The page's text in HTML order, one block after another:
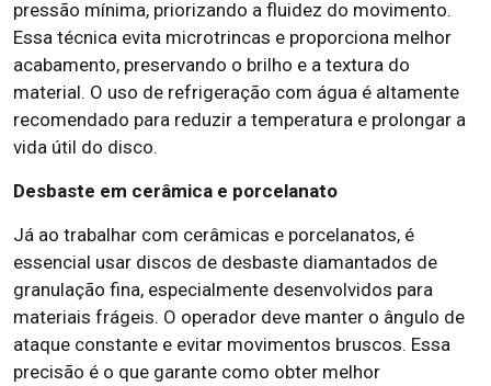
pressão mínima, priorizando a fluidez do movimento.
Essa técnica evita microtrincas e proporciona melhor
acabamento, preservando o brilho e a textura do
material. O uso de refrigeração com água é altamente
recomendado para reduzir a temperatura e prolongar a
vida útil do disco.
Desbaste em cerâmica e porcelanato
Já ao trabalhar com cerâmicas e porcelanatos, é
essencial usar discos de desbaste diamantados de
granulação fina, especialmente desenvolvidos para
materiais frágeis. O operador deve manter o ângulo de
ataque constante e evitar movimentos bruscos. Essa
precisão é o que garante como obter melhor